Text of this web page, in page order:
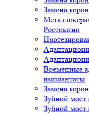
Замена
Ростокино
Временные
имплантаты
Замена
Зубной мост
Зубной мост